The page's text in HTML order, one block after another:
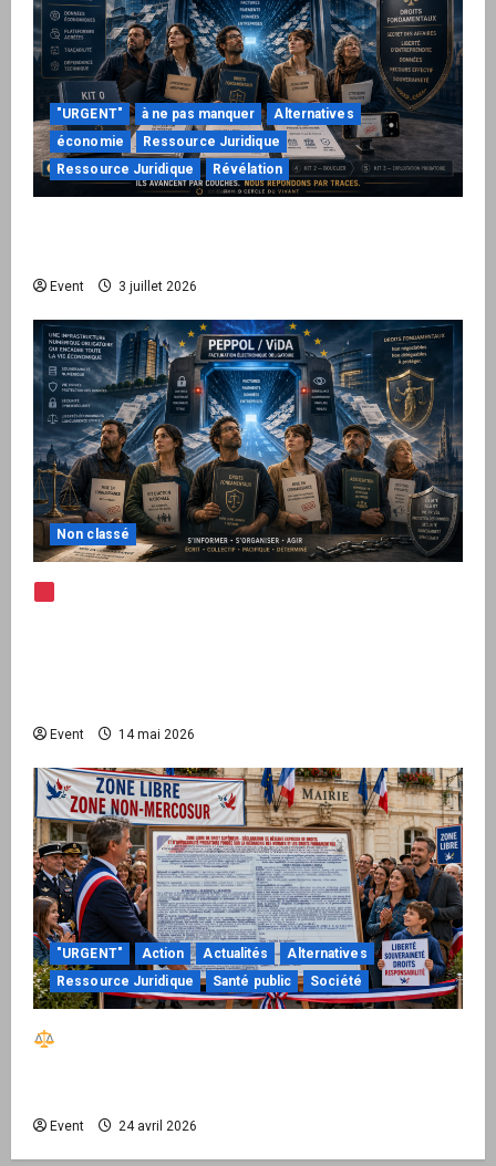
"URGENT" à ne pas manquer
Alternatives
économie
Ressource Juridique
Ressource Juridique
Révélation
Event 3 juillet 2026
Non classé
Event 14 mai 2026
"URGENT" Action Actualités
Alternatives
Ressource Juridique
Santé public Société
Event 24 avril 2026